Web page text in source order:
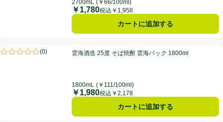
2700mL (￥66/100ml)
価格
￥1,780税込￥1,958
カートに追加する
雲海酒造 25度 そば焼酎 雲海パック 1800ml
(0)
評価は0件のレビューで5点中0.0点。雲海酒造 25度 そば焼酎 雲海パック 1800ml
1800mL (￥111/100ml)
価格
￥1,980税込￥2,178
カートに追加する